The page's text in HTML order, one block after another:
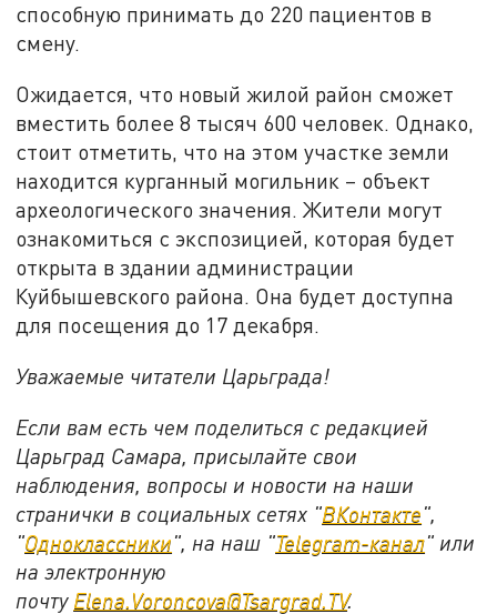
способную принимать до 220 пациентов в
смену.
Ожидается, что новый жилой район сможет
вместить более 8 тысяч 600 человек. Однако,
стоит отметить, что на этом участке земли
находится курганный могильник – объект
археологического значения. Жители могут
ознакомиться с экспозицией, которая будет
открыта в здании администрации
Куйбышевского района. Она будет доступна
для посещения до 17 декабря.
Уважаемые читатели Царьграда!
Если вам есть чем поделиться с редакцией
Царьград Самара, присылайте свои
наблюдения, вопросы и новости на наши
странички в социальных сетях "ВКонтакте",
"Одноклассники", на наш "Telegram-канал" или
на электронную
почту Elena.Voroncova@Tsargrad.TV.